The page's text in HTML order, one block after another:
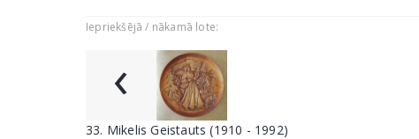
Iepriekšējā / nākamā lote:
‹
33. Mikelis Geistauts (1910 - 1992)